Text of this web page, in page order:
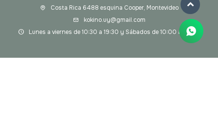
Costa Rica 6488 esquina Cooper, Montevideo
kokino.uy@gmail.com
Lunes a viernes de 10:30 a 19:30 y Sábados de 10:00 a 14:00